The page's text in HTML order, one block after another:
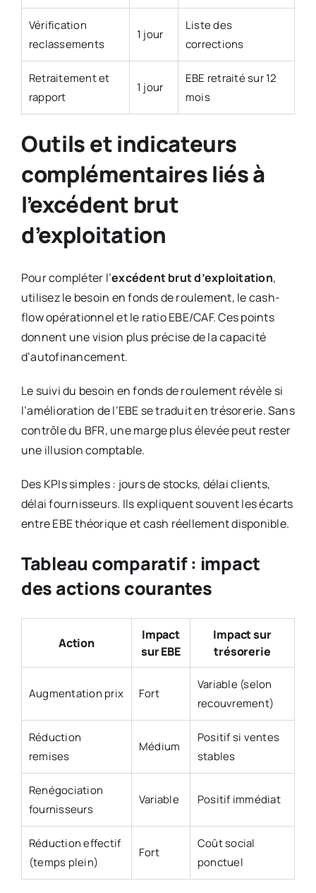
Vérification
reclassements
1 jour
Liste des
corrections
Retraitement et
rapport
1 jour
EBE retraité sur 12
mois
Outils et indicateurs
complémentaires liés à
l’excédent brut
d’exploitation
Pour compléter l’excédent brut d’exploitation,
utilisez le besoin en fonds de roulement, le cash-
flow opérationnel et le ratio EBE/CAF. Ces points
donnent une vision plus précise de la capacité
d’autofinancement.
Le suivi du besoin en fonds de roulement révèle si
l’amélioration de l’EBE se traduit en trésorerie. Sans
contrôle du BFR, une marge plus élevée peut rester
une illusion comptable.
Des KPIs simples : jours de stocks, délai clients,
délai fournisseurs. Ils expliquent souvent les écarts
entre EBE théorique et cash réellement disponible.
Tableau comparatif : impact
des actions courantes
Action
Impact
sur EBE
Impact sur
trésorerie
Augmentation prix Fort
Variable (selon
recouvrement)
Réduction
remises
Médium
Positif si ventes
stables
Renégociation
fournisseurs
Variable Positif immédiat
Réduction effectif
(temps plein)
Fort
Coût social
ponctuel